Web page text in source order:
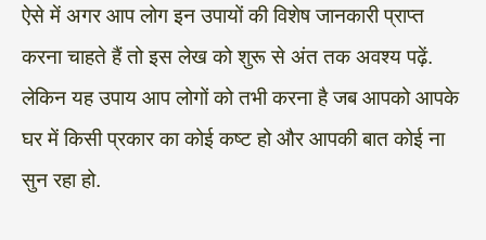
ऐसे में अगर आप लोग इन उपायों की विशेष जानकारी प्राप्त
करना चाहते हैं तो इस लेख को शुरू से अंत तक अवश्य पढ़ें.
लेकिन यह उपाय आप लोगों को तभी करना है जब आपको आपके
घर में किसी प्रकार का कोई कष्ट हो और आपकी बात कोई ना
सुन रहा हो.